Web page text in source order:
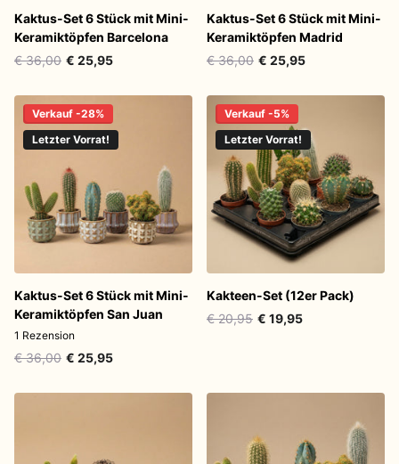
Kaktus-Set 6 Stück mit Mini-
Keramiktöpfen Barcelona
€ 36,00 € 25,95
Kaktus-Set 6 Stück mit Mini-
Keramiktöpfen Madrid
€ 36,00 € 25,95
Verkauf -28%
Letzter Vorrat!
Kaktus-Set 6 Stück mit Mini-
Keramiktöpfen San Juan
1 Rezension
€ 36,00 € 25,95
Verkauf -5%
Letzter Vorrat!
Kakteen-Set (12er Pack)
€ 20,95 € 19,95